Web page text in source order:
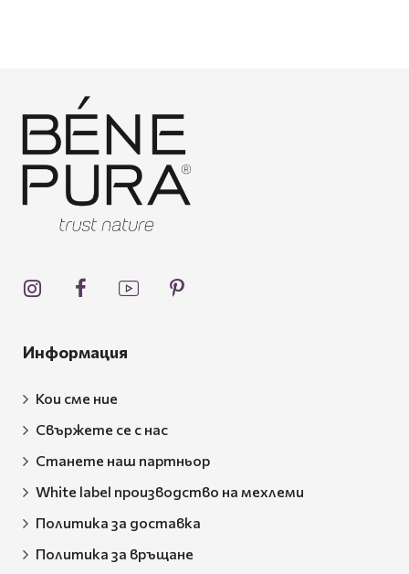
Информация
Кои сме ние
Свържете се с нас
Станете наш партньор
White label производство на мехлеми
Политика за доставка
Политика за връщане